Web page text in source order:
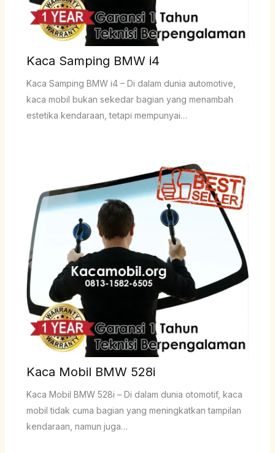
Kaca Samping BMW i4
Kaca Samping BMW i4 – Di dalam dunia automotive,
kaca mobil bukan sekedar bagian yang menambah
estetika kendaraan, tetapi mempunyai…
Kaca Mobil BMW 528i
Kaca Mobil BMW 528i – Di dalam dunia otomotif, kaca
mobil tidak cuma bagian yang meningkatkan tampilan
kendaraan, namun juga…